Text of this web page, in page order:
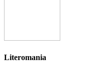
Literomania